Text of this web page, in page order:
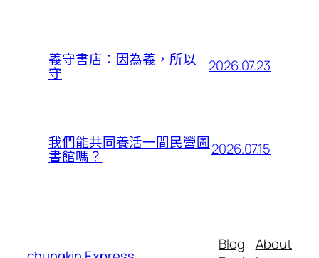
義守書店：因為義，所以
守 2026.07.23
我們能共同養活一間民營圖
書館嗎？ 2026.07.15
Blog
About